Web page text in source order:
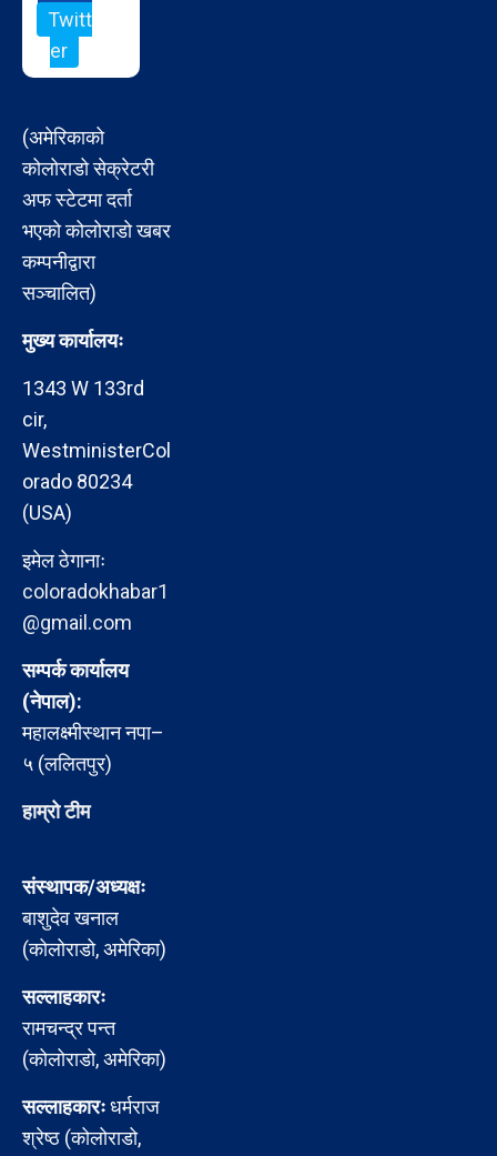
Twitt
er
(अमेरिकाको
कोलोराडो सेक्रेटरी
अफ स्टेटमा दर्ता
भएको कोलोराडो खबर
कम्पनीद्वारा
सञ्चालित)
मुख्य कार्यालयः
1343 W 133rd
cir,
WestministerCol
orado 80234
(USA)
इमेल ठेगानाः
coloradokhabar1
@gmail.com
सम्पर्क कार्यालय
(नेपाल):
महालक्ष्मीस्थान नपा–
५ (ललितपुर)
हाम्रो टीम
संस्थापक/अध्यक्षः
बाशुदेव खनाल
(कोलोराडो, अमेरिका)
सल्लाहकारः
रामचन्द्र पन्त
(कोलोराडो, अमेरिका)
सल्लाहकारःधर्मराज
श्रेष्ठ (कोलोराडो,